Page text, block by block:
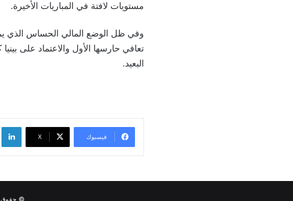
مستويات لافتة في المباريات الأخيرة.
وفي ظل الوضع المالي الحساس الذي يمر
تعافي حارسها الأول والاعتماد على
البعيد.
فيسبوك ‫X
© حقوق الطبع